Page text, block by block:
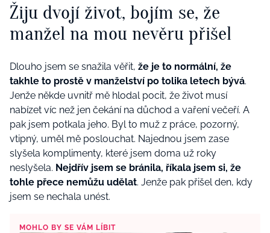
Žiju dvojí život, bojím se, že
manžel na mou nevěru přišel
Dlouho jsem se snažila věřit, že je to normální, že
takhle to prostě v manželství po tolika letech bývá.
Jenže někde uvnitř mě hlodal pocit, že život musí
nabízet víc než jen čekání na důchod a vaření večeří. A
pak jsem potkala jeho. Byl to muž z práce, pozorný,
vtipný, uměl mě poslouchat. Najednou jsem zase
slyšela komplimenty, které jsem doma už roky
neslyšela. Nejdřív jsem se bránila, říkala jsem si, že
tohle přece nemůžu udělat. Jenže pak přišel den, kdy
jsem se nechala unést.
MOHLO BY SE VÁM LÍBIT